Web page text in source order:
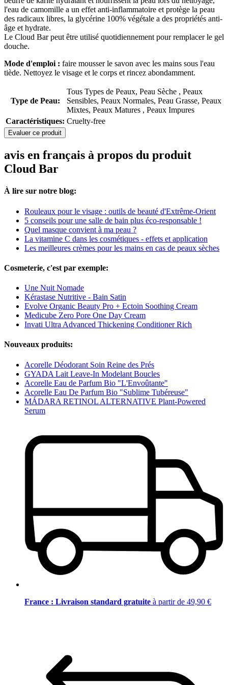
l'eau de camomille a un effet anti-inflammatoire et protège la peau
des radicaux libres, la glycérine 100% végétale a des propriétés anti-
âge et hydrate.
Le Cloud Bar peut être utilisé quotidiennement pour remplacer le gel
douche.
Mode d'emploi : faire mousser le savon avec les mains sous l'eau
tiède. Nettoyez le visage et le corps et rincez abondamment.
Type de Peau:
Tous Types de Peaux, Peau Sèche , Peaux
Sensibles, Peaux Normales, Peau Grasse, Peaux
Mixtes, Peaux Matures , Peaux Impures
Caractéristiques: Cruelty-free
Evaluer ce produit
avis en français à propos du produit
Cloud Bar
À lire sur notre blog:
Rouleaux pour le visage : outils de beauté d'Extrême-Orient
5 conseils pour une salle de bain plus éco-responsable !
Quel masque convient à ma peau ?
La vitamine C dans les cosmétiques - effets et application
Les meilleures crèmes pour les mains en cas de peaux sèches
Cosmeterie, c'est par exemple:
Une Nuit Nomade
Kérastase Nutritive - Bain Satin
Evolve Organic Beauty Pro + Ectoin Soothing Cream
Medicube Zero Pore One Day Cream
Invati Ultra Advanced Thickening Conditioner Rich
Nouveaux produits:
Acorelle Déodorant Soin Reine des Prés
GYADA Lait Leave-In Modelant Boucles
Acorelle Eau de Parfum Bio "L'Envoûtante"
Acorelle Eau De Parfum Bio "Sublime Tubéreuse"
MÁDARA RETINOL ALTERNATIVE Plant-Powered
Serum
France : Livraison standard gratuite à partir de 49,90 €